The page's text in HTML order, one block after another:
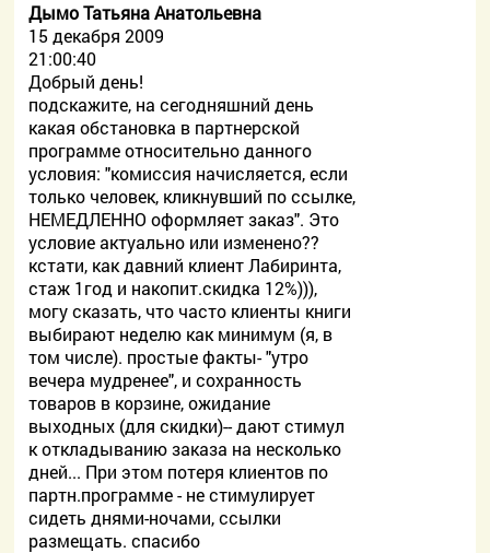
Дымо Татьяна Анатольевна
15 декабря 2009
21:00:40
Добрый день!
подскажите, на сегодняшний день
какая обстановка в партнерской
программе относительно данного
условия: "комиссия начисляется, если
только человек, кликнувший по ссылке,
НЕМЕДЛЕННО оформляет заказ". Это
условие актуально или изменено??
кстати, как давний клиент Лабиринта,
стаж 1год и накопит.скидка 12%))),
могу сказать, что часто клиенты книги
выбирают неделю как минимум (я, в
том числе). простые факты- "утро
вечера мудренее", и сохранность
товаров в корзине, ожидание
выходных (для скидки)-- дают стимул
к откладыванию заказа на несколько
дней... При этом потеря клиентов по
партн.программе - не стимулирует
сидеть днями-ночами, ссылки
размещать. спасибо